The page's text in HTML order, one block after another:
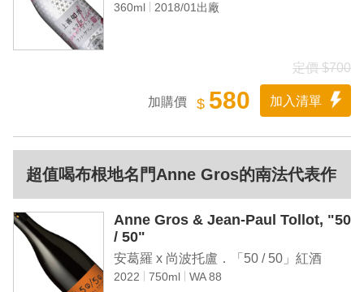
360ml 2018/01出廠
定價 $700
$ 580 加入清單
加購價
超值喝布根地名門Anne Gros的南法代表作
Anne Gros & Jean-Paul Tollot, "50
/ 50"
安葛羅 x 尚波托盧．「50 / 50」紅酒
2022 750ml WA 88